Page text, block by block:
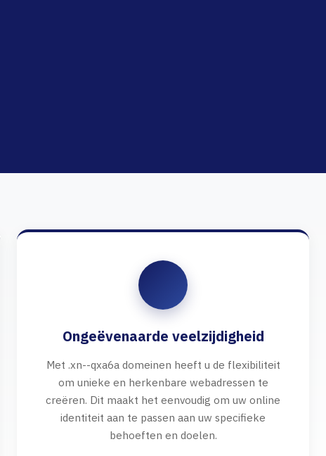
Ongeëvenaarde veelzijdigheid
Met .xn--qxa6a domeinen heeft u de flexibiliteit
om unieke en herkenbare webadressen te
creëren. Dit maakt het eenvoudig om uw online
identiteit aan te passen aan uw specifieke
behoeften en doelen.